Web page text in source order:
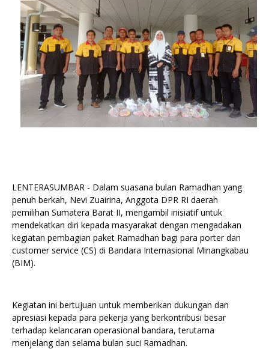
LENTERASUMBAR - Dalam suasana bulan Ramadhan yang
penuh berkah, Nevi Zuairina, Anggota DPR RI daerah
pemilihan Sumatera Barat II, mengambil inisiatif untuk
mendekatkan diri kepada masyarakat dengan mengadakan
kegiatan pembagian paket Ramadhan bagi para porter dan
customer service (CS) di Bandara Internasional Minangkabau
(BIM).
Kegiatan ini bertujuan untuk memberikan dukungan dan
apresiasi kepada para pekerja yang berkontribusi besar
terhadap kelancaran operasional bandara, terutama
menjelang dan selama bulan suci Ramadhan.